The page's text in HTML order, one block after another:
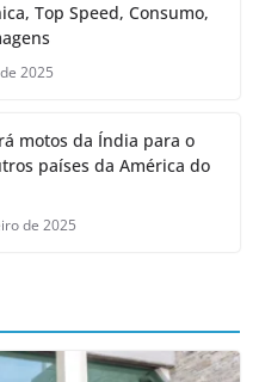
Top Speed, Consumo,
2025
motos da Índia para o
países da América do
de 2025